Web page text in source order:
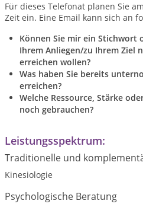
Für dieses Telefonat planen Sie
Zeit ein. Eine Email kann sich an
Können Sie mir ein Stichwort
Ihrem Anliegen/zu Ihrem Ziel
erreichen wollen?
Was haben Sie bereits
erreichen?
Welche Ressource, Stärke
noch gebrauchen?
Leistungsspektrum:
Traditionelle und
Kinesiologie
Psychologische Beratung